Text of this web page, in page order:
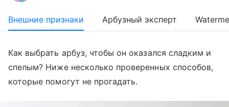
Внешние признаки Арбузный эксперт
Как выбрать арбуз, чтобы он оказался сладким и
спелым? Ниже несколько проверенных способов,
которые помогут не прогадать.